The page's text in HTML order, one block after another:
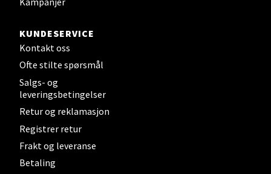
KUNDESERVICE
Kontakt oss
Ofte stilte spørsmål
Salgs- og
leveringsbetingelser
Retur og reklamasjon
Registrer retur
Frakt og leveranse
Betaling
Torgbakken 2, 5401 Stord